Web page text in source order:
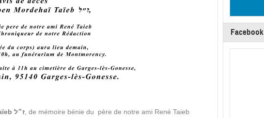
Shimon ben Mordehaï Taïeb ז״ל, de mémoire bénie du père de notre ami René Taieb
Facebook